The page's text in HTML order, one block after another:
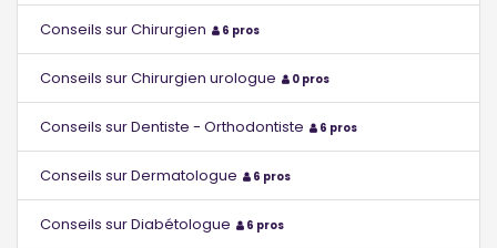
Conseils sur Chirurgien 6 pros
Conseils sur Chirurgien urologue 0 pros
Conseils sur Dentiste - Orthodontiste 6 pros
Conseils sur Dermatologue 6 pros
Conseils sur Diabétologue 6 pros